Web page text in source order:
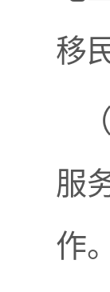
移
服
作。